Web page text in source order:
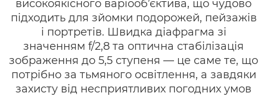
Підтримка
високоякісного варіооб’єктива, що чудово
підходить для зйомки подорожей, пейзажів
і портретів. Швидка діафрагма зі
значенням f/2,8 та оптична стабілізація
зображення до 5,5 ступеня — це саме те, що
потрібно за тьмяного освітлення, а завдяки
захисту від несприятливих погодних умов